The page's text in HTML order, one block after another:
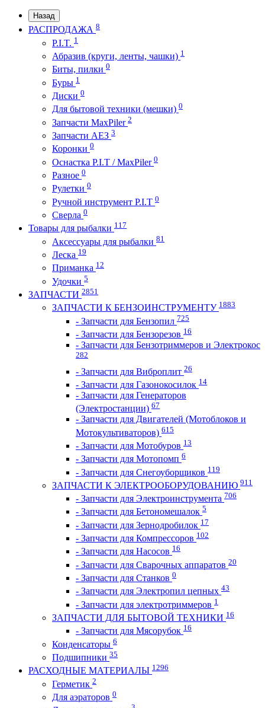
Назад
РАСПРОДАЖА 8
P.I.T. 1
Абразив (круги, ленты, чашки) 1
Биты, пилки 0
Буры 1
Диски 0
Для бытовой техники (мешки) 0
Запчасти MaxPiler 2
Запчасти АЕЗ 3
Коронки 0
Оснастка P.I.T / MaxPiler 0
Разное 0
Рулетки 0
Ручной инструмент P.I.T 0
Сверла 0
Товары для рыбалки 117
Аксессуары для рыбалки 81
Леска 19
Приманка 12
Удочки 5
ЗАПЧАСТИ 2851
ЗАПЧАСТИ К БЕНЗОИНСТРУМЕНТУ 1883
- Запчасти для Бензопил 725
- Запчасти для Бензорезов 16
- Запчасти для Бензотриммеров и Электрокос
282
- Запчасти для Виброплит 26
- Запчасти для Газонокосилок 14
- Запчасти для Генераторов
(Электростанции) 67
- Запчасти для Двигателей (Мотоблоков и
Мотокультиваторов) 615
- Запчасти для Мотобуров 13
- Запчасти для Мотопомп 6
- Запчасти для Снегоуборщиков 119
ЗАПЧАСТИ К ЭЛЕКТРООБОРУДОВАНИЮ 911
- Запчасти для Электроинструмента 706
- Запчасти для Бетономешалок 5
- Запчасти для Зернодробилок 17
- Запчасти для Компрессоров 102
- Запчасти для Насосов 16
- Запчасти для Сварочных аппаратов 20
- Запчасти для Станков 0
- Запчасти для Электропил цепных 43
- Запчасти для электротриммеров 1
ЗАПЧАСТИ ДЛЯ БЫТОВОЙ ТЕХНИКИ 16
- Запчасти для Мясорубок 16
Конденсаторы 6
Подшипники 35
РАСХОДНЫЕ МАТЕРИАЛЫ 1296
Герметик 2
Для аэраторов 0